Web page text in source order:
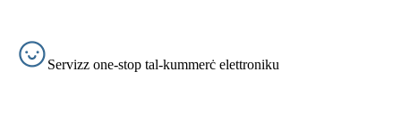
Servizz one-stop tal-kummerċ elettroniku